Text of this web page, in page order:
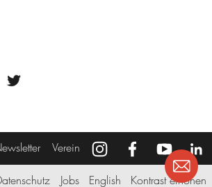
Verein
Jobs English Kontrast erhöhen